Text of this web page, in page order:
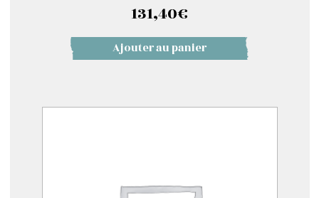
131,40€
Ajouter au panier